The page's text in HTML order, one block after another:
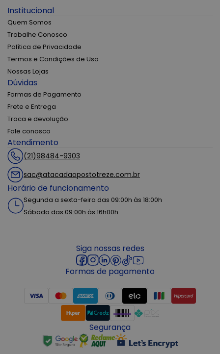
Institucional
Quem Somos
Trabalhe Conosco
Política de Privacidade
Termos e Condições de Uso
Nossas Lojas
Dúvidas
Formas de Pagamento
Frete e Entrega
Troca e devolução
Fale conosco
Atendimento
(21)98484-9303
sac@atacadaopostotreze.com.br
Horário de funcionamento
Segunda a sexta-feira das 09:00h às 18:00h
Sábado das 09:00h às 16h00h
Siga nossas redes
Formas de pagamento
Segurança